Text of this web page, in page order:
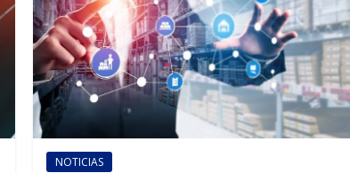
NOTICIAS